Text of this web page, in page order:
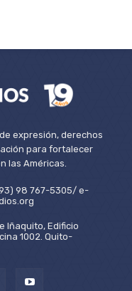
expresión, derechos
para fortalecer
las Américas.
98 767-5305/ e-
Iñaquito, Edificio
1002. Quito-